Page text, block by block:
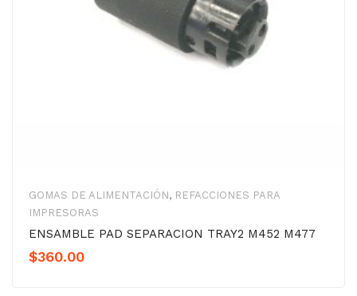
GOMAS DE ALIMENTACIÓN, REFACCIONES PARA
IMPRESORAS
ENSAMBLE PAD SEPARACION TRAY2 M452 M477
$360.00